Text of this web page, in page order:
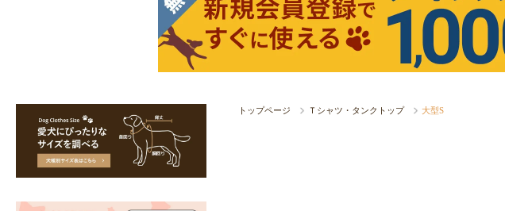
トップページ Ｔシャツ・タンクトップ 大型S